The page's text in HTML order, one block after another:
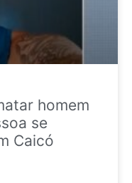
homem
se
Caicó